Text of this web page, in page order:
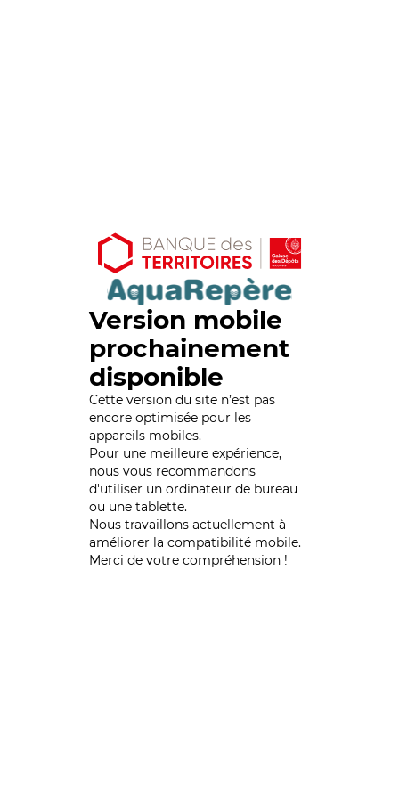
Version mobile
prochainement
disponible
Cette version du site n’est pas
encore optimisée pour les
appareils mobiles.
Pour une meilleure expérience,
nous vous recommandons
d'utiliser un ordinateur de bureau
ou une tablette.
Nous travaillons actuellement à
améliorer la compatibilité mobile.
Merci de votre compréhension !